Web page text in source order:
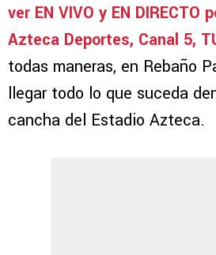
ver EN VIVO y EN DIRECTO
Azteca Deportes, Canal 5,
todas maneras, en Rebaño
llegar todo lo que suceda
cancha del Estadio Azteca.